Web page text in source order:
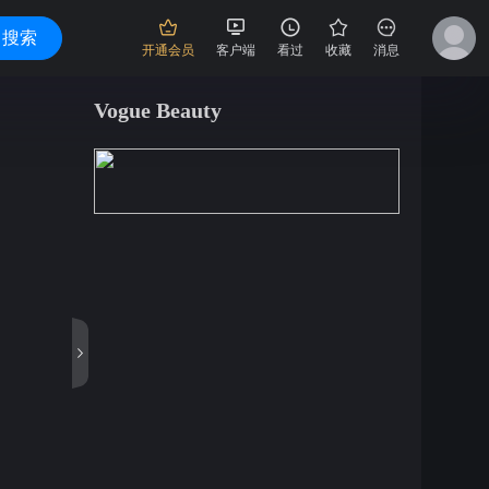
搜索
开通会员 客户端 看过 收藏 消息
Vogue Beauty